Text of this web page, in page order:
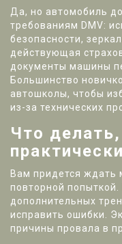
Да, но автомобиль
требованиям DMV:
безопасности,
действующая
документы машины
Большинство
автошколы, чтобы
из-за технических
Что
Вам придется ждать
повторной
дополнительных
исправить ошибки.
причины провала в